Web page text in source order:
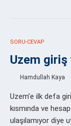
SORU-CEVAP
Uzem giriş
Hamdullah Kaya
Uzem’e ilk defa
kısmında ve
ulaşılamıyor diye